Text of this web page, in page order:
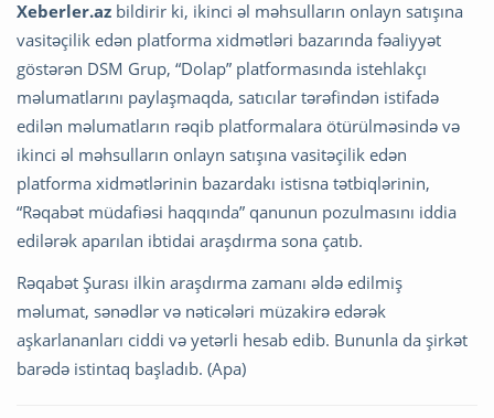
Xeberler.az bildirir ki, ikinci əl məhsulların onlayn satışına
vasitəçilik edən platforma xidmətləri bazarında fəaliyyət
göstərən DSM Grup, “Dolap” platformasında istehlakçı
məlumatlarını paylaşmaqda, satıcılar tərəfindən istifadə
edilən məlumatların rəqib platformalara ötürülməsində və
ikinci əl məhsulların onlayn satışına vasitəçilik edən
platforma xidmətlərinin bazardakı istisna tətbiqlərinin,
“Rəqabət müdafiəsi haqqında” qanunun pozulmasını iddia
edilərək aparılan ibtidai araşdırma sona çatıb.
Rəqabət Şurası ilkin araşdırma zamanı əldə edilmiş
məlumat, sənədlər və nəticələri müzakirə edərək
aşkarlananları ciddi və yetərli hesab edib. Bununla da şirkət
barədə istintaq başladıb. (Apa)